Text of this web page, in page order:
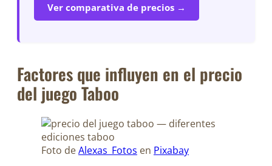
Ver comparativa de precios →
Factores que influyen en el precio
del juego Taboo
Foto deAlexas_Fotos en Pixabay